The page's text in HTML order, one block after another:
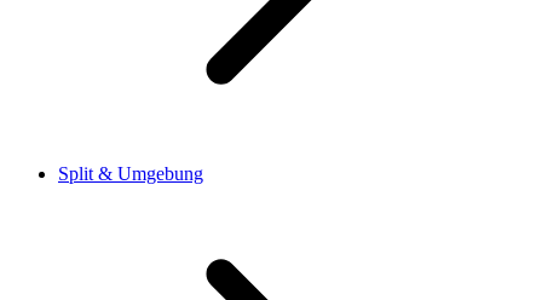
Split & Umgebung